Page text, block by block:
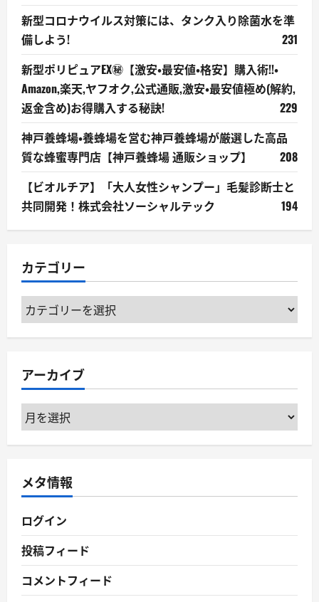
新型コロナウイルス対策には、タンク入り除菌水を準
備しよう!
231
新型ポリピュアEX㊙【激安・最安値・格安】購入術!!・
Amazon,楽天,ヤフオク,公式通販,激安・最安値極め(解約,
返金含め)お得購入する秘訣!
229
神戸養蜂場・養蜂場を営む神戸養蜂場が厳選した高品
質な蜂蜜専門店【神戸養蜂場 通販ショップ】
208
【ビオルチア】「大人女性シャンプー」毛髪診断士と
共同開発！株式会社ソーシャルテック
194
カテゴリー
カ
テ
ー
アーカイブ
ア
ー
ブ
メタ情報
ログイン
投稿フィード
コメントフィード